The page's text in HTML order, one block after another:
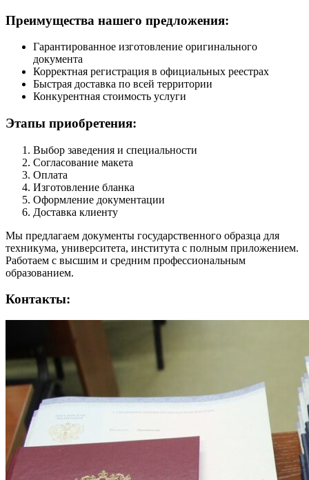
Преимущества нашего предложения:
Гарантированное изготовление оригинального
документа
Корректная регистрация в официальных реестрах
Быстрая доставка по всей территории
Конкурентная стоимость услуги
Этапы приобретения:
Выбор заведения и специальности
Согласование макета
Оплата
Изготовление бланка
Оформление документации
Доставка клиенту
Мы предлагаем документы государственного образца для
техникума, университета, института с полным приложением.
Работаем с высшим и средним профессиональным
образованием.
Контакты: